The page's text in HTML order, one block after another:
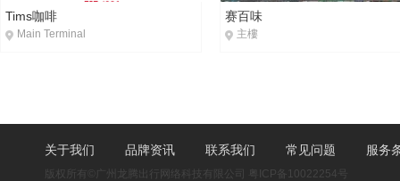
Tims咖啡
Main Terminal
赛百味
主樓
关于我们 品牌资讯 联系我们 常见问题 服务
版权所有©广州龙腾出行网络科技有限公司 粤ICP备10022254号